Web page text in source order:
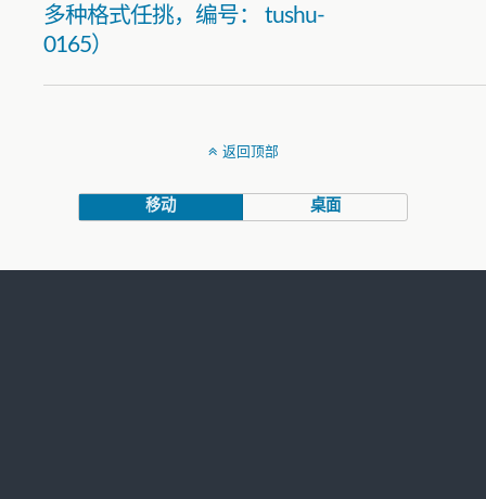
多种格式任挑，编号： tushu-
0165）
返回顶部
移动 桌面